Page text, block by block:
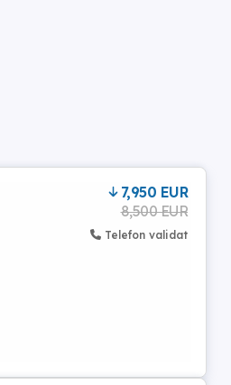
7,950 EUR
8,500 EUR
Telefon validat